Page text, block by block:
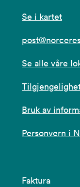
Se i kartet
Se alle våre
Bruk av
Personvern i
Faktura